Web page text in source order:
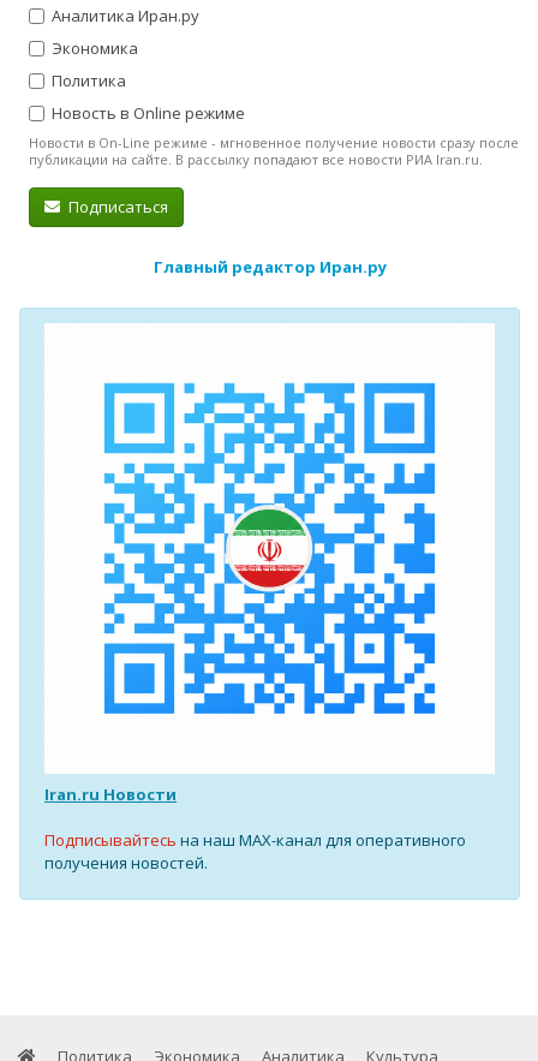
Аналитика Иран.ру
Экономика
Политика
Новость в Online режиме
Новости в On-Line режиме - мгновенное получение новости сразу после
публикации на сайте. В рассылку попадают все новости РИА Iran.ru.
Подписаться
Главный редактор Иран.ру
Iran.ru Новости
Подписывайтесь на наш MAX-канал для оперативного
получения новостей.
Политика Экономика Аналитика Культура